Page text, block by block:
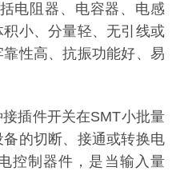
电阻器、电容器、电感
小、分量轻、无引线或
性高、抗振功能好、易
插件开关在SMT小批量
的切断、接通或转换电
控制器件，是当输入量